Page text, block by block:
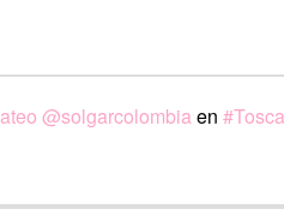
@solgarcolombiaen